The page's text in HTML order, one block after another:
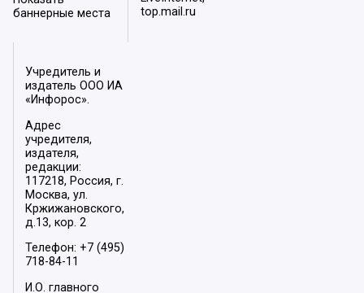
баннерные места
top.mail.ru
Учредитель и
издатель ООО ИА
«Инфорос».
Адрес
учредителя,
издателя,
редакции:
117218, Россия, г.
Москва, ул.
Кржижановского,
д.13, кор. 2
Телефон: +7 (495)
718-84-11
И.О. главного